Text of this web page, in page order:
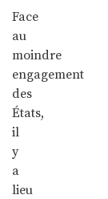
Face
au
moindre
engagement
des
États,
il
y
a
lieu